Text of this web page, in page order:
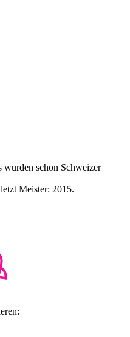
schon Schweizer
Meister: 2015.